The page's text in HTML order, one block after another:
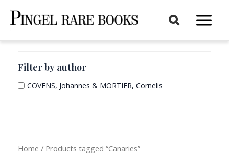
Main
Filter by author
COVENS, Johannes & MORTIER, Cornelis
Home / Products tagged “Canaries”